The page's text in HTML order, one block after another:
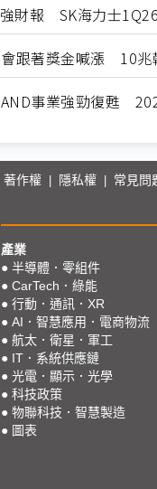
財報 SK海力士
跟著獎金喊漲 10兆
事業強勁復甦
著作權 隱私權 常見問
產業
● 半導體．零組件
● CarTech．綠能
● 行動．通訊．XR
● AI．智慧應用．電商物流
● 航太．衛星．軍工
● IT．系統供應鏈
● 光電．顯示．光學
● 科技政策
● 物聯科技．智慧製造
● 圖表